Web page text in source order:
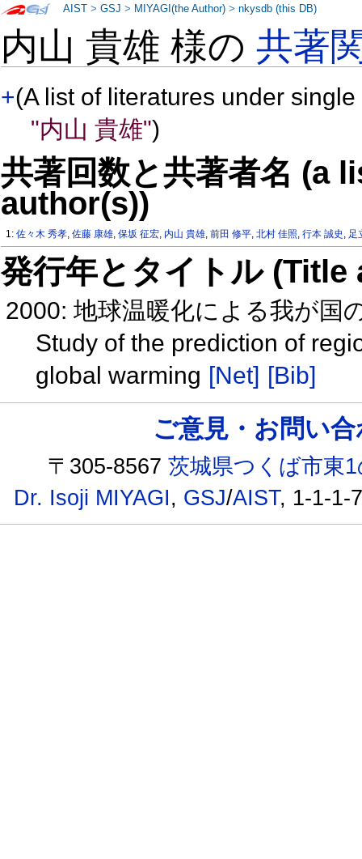
内山 貴雄 様の共著
+(A list of literatures under
"内山 貴雄")
共著回数と共著者名 (a
author(s))
1:佐々木 秀孝,佐藤 康雄,保坂 征宏, 内山 貴雄,前田 修平,北村 佳照,行本 誠史 , 足
発行年とタイトル
2000: 地球温暖化による我が国
Study of the prediction of
global warming [Net] [Bib]
AIST >GSJ > MIYAGI(the Author) >nkysdb (this DB)
ご意見・お問い
〒305-8567茨城県つくば市東
Dr. Isoji MIYAGI, GSJ/AIST, 1-1-1-